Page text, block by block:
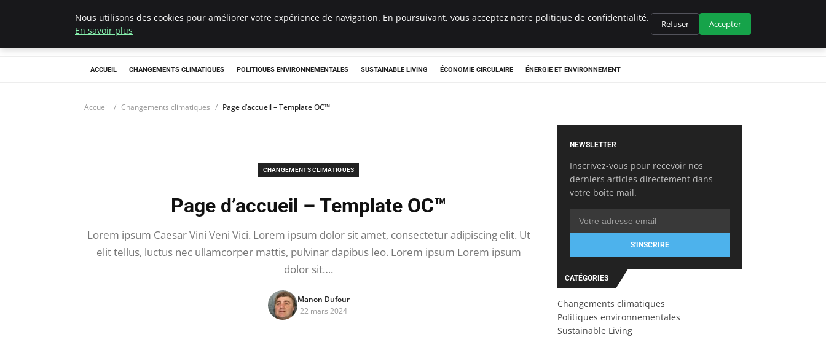
Climategatecountryclub.com
ACCUEIL CHANGEMENTS CLIMATIQUES POLITIQUES ENVIRONNEMENTALES SUSTAINABLE LIVING ÉCONOMIE CIRCULAIRE ÉNERGIE ET ENVIRONNEMENT
Accueil Changements climatiques Page d’accueil – Template OC™
CHANGEMENTS CLIMATIQUES
Page d’accueil – Template OC™
Lorem ipsum Caesar Vini Veni Vici. Lorem ipsum dolor sit amet, consectetur adipiscing elit. Ut
elit tellus, luctus nec ullamcorper mattis, pulvinar dapibus leo. Lorem ipsum Lorem ipsum
dolor sit….
Manon Dufour
22 mars 2024
NEWSLETTER
Inscrivez-vous pour recevoir nos
derniers articles directement dans
votre boîte mail.
S'INSCRIRE
CATÉGORIES
Changements climatiques
Politiques environnementales
Sustainable Living
Nous utilisons des cookies pour améliorer votre expérience de navigation. En poursuivant, vous acceptez notre politique de confidentialité.
En savoir plus
Refuser Accepter